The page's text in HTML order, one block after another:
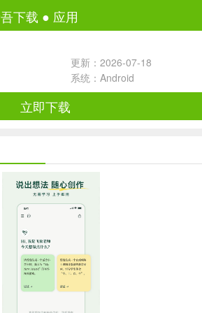
下载 ● 应用
更新：2026-07-18
系统：Android
立即下载